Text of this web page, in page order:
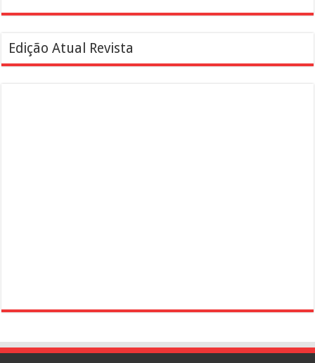
Edição Atual Revista